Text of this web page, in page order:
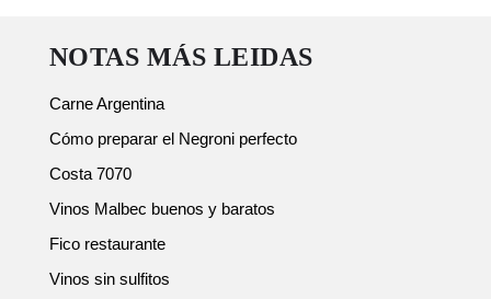
NOTAS MÁS LEIDAS
Carne Argentina
Cómo preparar el Negroni perfecto
Costa 7070
Vinos Malbec buenos y baratos
Fico restaurante
Vinos sin sulfitos